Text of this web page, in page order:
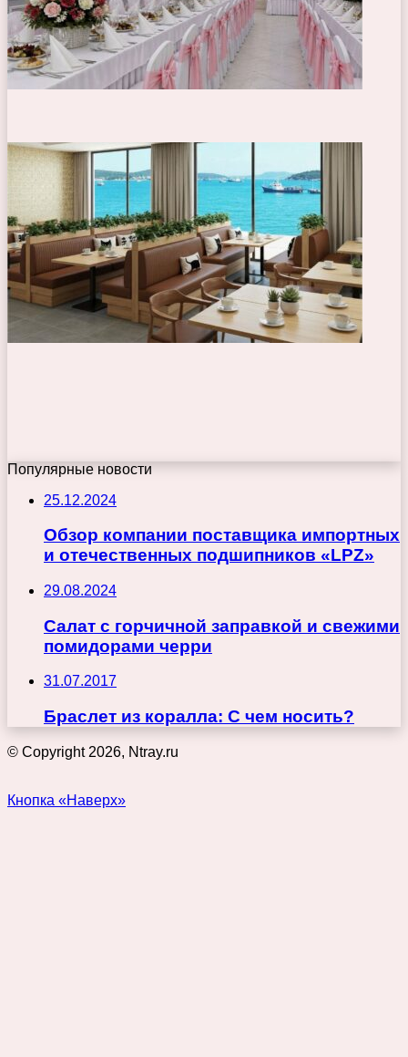
Популярные новости
25.12.2024
Обзор компании поставщика импортных
и отечественных подшипников «LPZ»
29.08.2024
Салат с горчичной заправкой и свежими
помидорами черри
31.07.2017
Браслет из коралла: С чем носить?
© Copyright 2026, Ntray.ru
Кнопка «Наверх»